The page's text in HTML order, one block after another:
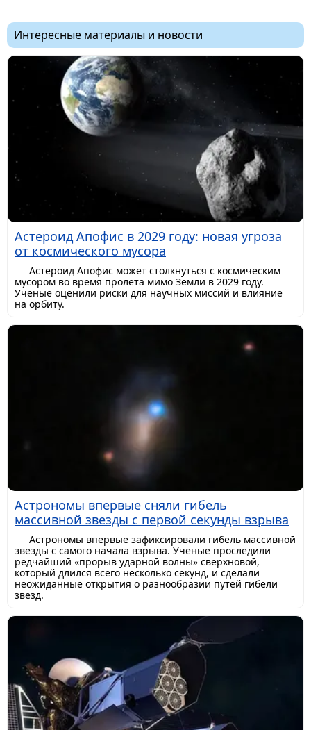
Интересные материалы и новости
Астероид Апофис в 2029 году: новая угроза
от космического мусора
Астероид Апофис может столкнуться с космическим
мусором во время пролета мимо Земли в 2029 году.
Ученые оценили риски для научных миссий и влияние
на орбиту.
Астрономы впервые сняли гибель
массивной звезды с первой секунды взрыва
Астрономы впервые зафиксировали гибель массивной
звезды с самого начала взрыва. Ученые проследили
редчайший «прорыв ударной волны» сверхновой,
который длился всего несколько секунд, и сделали
неожиданные открытия о разнообразии путей гибели
звезд.